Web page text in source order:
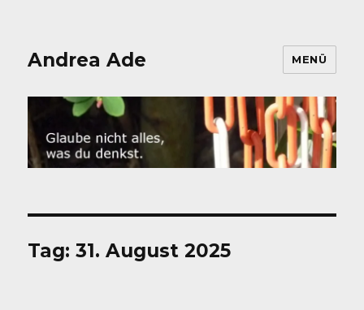
Andrea Ade MENÜ
Tag:31. August 2025